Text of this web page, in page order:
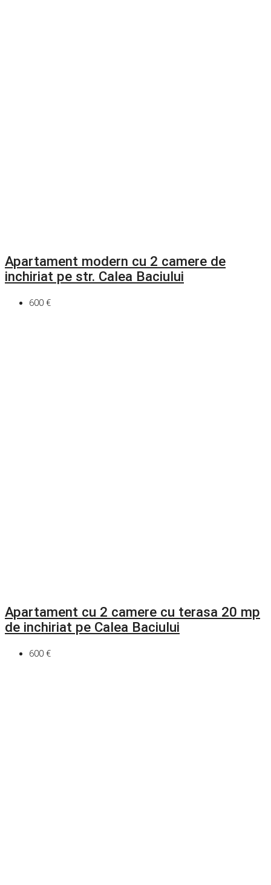
Apartament modern cu 2 camere de
inchiriat pe str. Calea Baciului
600 €
Apartament cu 2 camere cu terasa 20 mp
de inchiriat pe Calea Baciului
600 €